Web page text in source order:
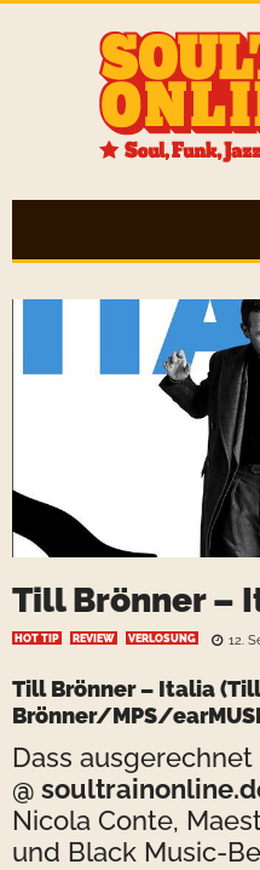
Till Brönner –
HOT TIP REVIEW VERLOSUNG 12.
Till Brönner – Italia(Till
Brönner/MPS/
Dass ausgerechnet
@
Nicola Conte,
und Black Music-